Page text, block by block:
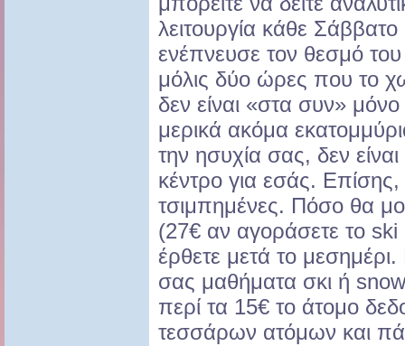
λειτουργία κάθε
ενέπνευσε τον θεσμό
μόλις δύο ώρες που το
δεν είναι «στα συν»
μερικά ακόμα
την ησυχία σας, δεν είναι
κέντρο για εσάς. Επίσης,
τσιμπημένες. Πόσο θα
(27€ αν αγοράσετε το
έρθετε μετά το
σας μαθήματα σκι ή
περί τα 15€ το άτομο
τεσσάρων ατόμων και